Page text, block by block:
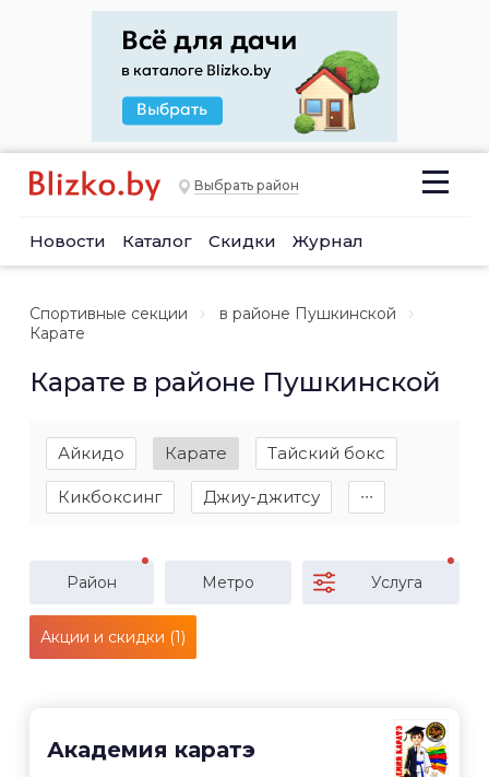
Выбрать район
Новости Каталог Скидки Журнал
Спортивные секции
в районе Пушкинской
Карате
Карате в районе Пушкинской
Айкидо Карате Тайский бокс
Кикбоксинг Джиу-джитсу ∙∙∙
Район Метро Услуга
Акции и скидки (1)
Академия каратэ